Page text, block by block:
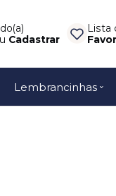
Cadastrar
Lista
Lembrancinhas